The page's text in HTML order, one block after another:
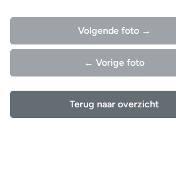
Volgende foto →
← Vorige foto
Terug naar overzicht